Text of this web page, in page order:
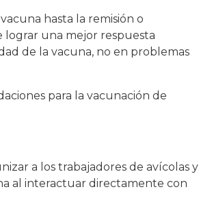
hasta la remisión o
lograr una mejor respuesta
de la vacuna, no en problemas
para la vacunación de
a los trabajadores de avícolas y
al interactuar directamente con